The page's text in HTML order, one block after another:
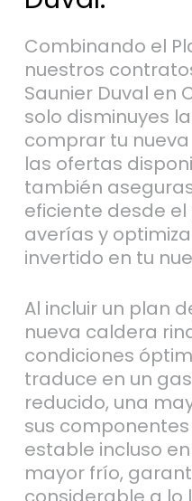
Combinando el
nuestros
Saunier Duval en
solo disminuyes
comprar tu
las ofertas
también
eficiente desde
averías y
invertido en tu
Al incluir un plan
nueva caldera
condiciones
traduce en un
reducido, una
sus componentes
estable incluso
mayor frío,
considerable a lo